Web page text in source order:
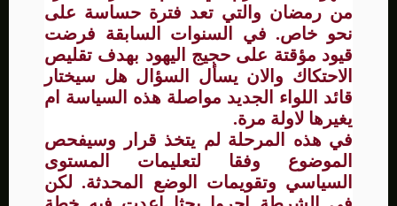
من رمضان والتي تعد فترة حساسة على
نحو خاص. في السنوات السابقة فرضت
قيود مؤقتة على حجيج اليهود بهدف تقليص
الاحتكاك والان يسأل السؤال هل سيختار
قائد اللواء الجديد مواصلة هذه السياسة ام
يغيرها لاولة مرة.
في هذه المرحلة لم يتخذ قرار وسيفحص
الموضوع وفقا لتعليمات المستوى
السياسي وتقويمات الوضع المحدثة. لكن